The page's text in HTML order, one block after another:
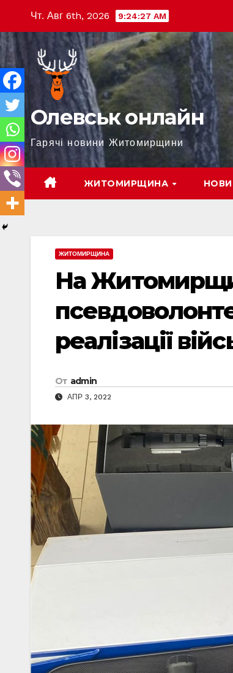
содержимому
Чт. Авг 6th, 2026 9:24:28 AM
Олевськ онлайн
Гарячі новини Житомирщини
ЖИТОМИРЩИНА
ЖИТОМИРЩИНА
На
реалізації
От admin
АПР 3, 2022